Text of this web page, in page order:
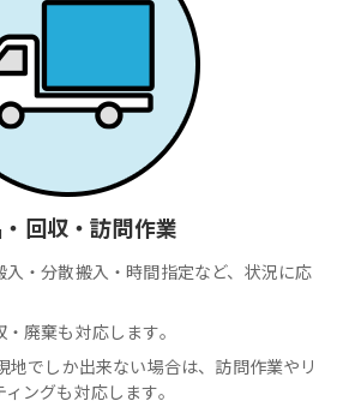
回収・訪問作業
・分散搬入・時間指定など、状況に応
廃棄も対応します。
地でしか出来ない場合は、訪問作業やリ
ングも対応します。